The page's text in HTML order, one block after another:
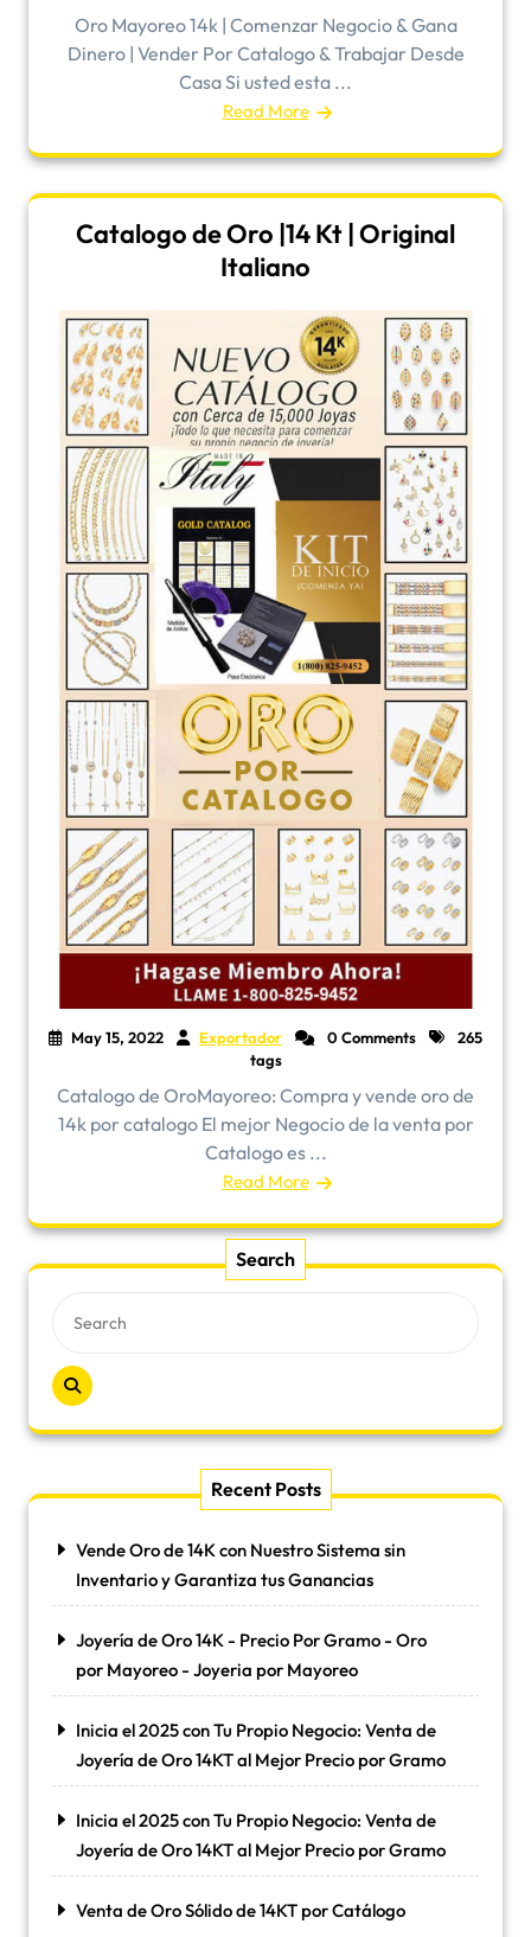
Oro Mayoreo 14k | Comenzar Negocio & Gana
Dinero | Vender Por Catalogo & Trabajar Desde
Casa Si usted esta ...
Read More
Catalogo de Oro |14 Kt | Original
Italiano
May 15, 2022 Exportador 0 Comments
265
tags
​Catalogo de OroMayoreo: Compra y vende oro de
14k por catalogo El mejor Negocio de la venta por
Catalogo es ...
Read More
Search
Recent Posts
Vende Oro de 14K con Nuestro Sistema sin
Inventario y Garantiza tus Ganancias
Joyería de Oro 14K - Precio Por Gramo - Oro
por Mayoreo - Joyeria por Mayoreo
Inicia el 2025 con Tu Propio Negocio: Venta de
Joyería de Oro 14KT al Mejor Precio por Gramo
Inicia el 2025 con Tu Propio Negocio: Venta de
Joyería de Oro 14KT al Mejor Precio por Gramo
Venta de Oro Sólido de 14KT por Catálogo